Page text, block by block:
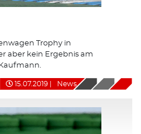
Trophy in
aber kein Ergebnis am
15.07.2019 News